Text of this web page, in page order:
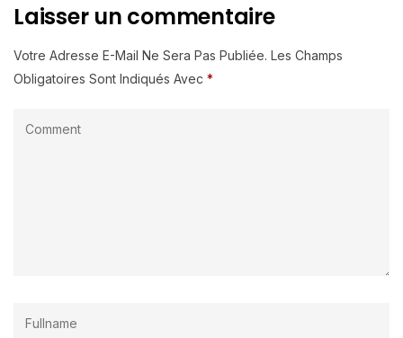
Laisser un commentaire
Votre Adresse E-Mail Ne Sera Pas Publiée. Les Champs
Obligatoires Sont Indiqués Avec *